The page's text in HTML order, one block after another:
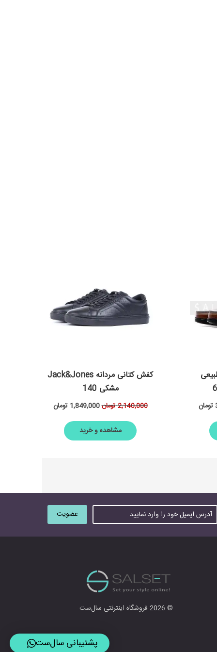
کفش کتانی مردانه Jack&Jones
مشکی 140
2,140,000تومان1,849,000 تومان
مشاهده و خرید
تومان
© 2026 فروشگاه اینترنتی سال‌ست
پشتیبانی سال‌ست